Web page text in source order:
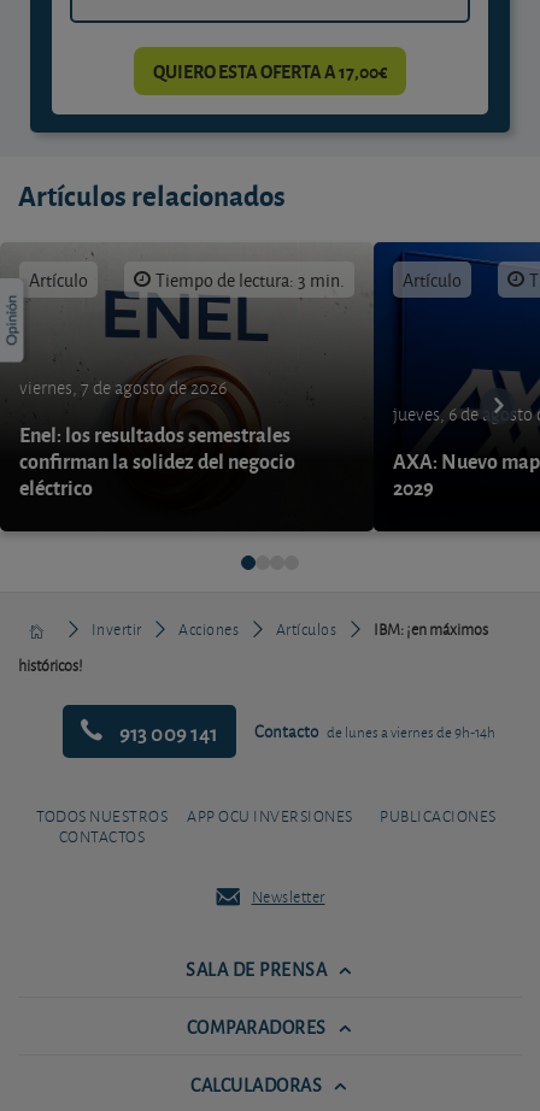
QUIERO ESTA OFERTA A 17,00€
Artículos relacionados
Artículo Tiempo de lectura: 3 min.
viernes, 7 de agosto de 2026
Enel: los resultados semestrales
confirman la solidez del negocio
eléctrico
Artículo
jueves, 6 de agosto
AXA: Nuevo
2029
Invertir Acciones Artículos
IBM: ¡en máximos
históricos!
913 009 141 Contacto de lunes a viernes de 9h-14h
TODOS NUESTROS
CONTACTOS
APP OCU INVERSIONES PUBLICACIONES
Newsletter
SALA DE PRENSA
COMPARADORES
CALCULADORAS